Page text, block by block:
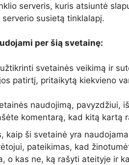
serveris, kuris atsiuntė
susietą tinklalapį.
per šią svetainę:
svetainės veikimą ir
patirtį, pritaikytą kiekvieno
naudojimą, pavyzdžiui,
komentarą, kad kitą kartą
kaip ši svetainė yra
pateikimas, kad
o kas ne, ką rašyti ateityje ir